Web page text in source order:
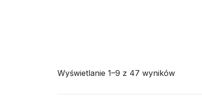
Wyświetlanie 1–9 z 47 wyników